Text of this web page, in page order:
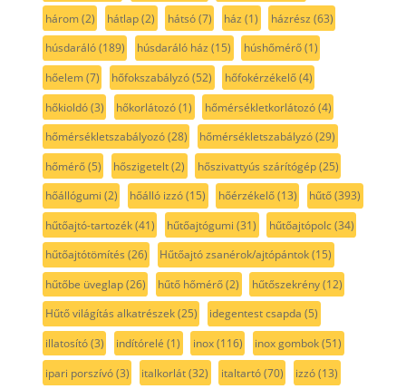
három(2) hátlap(2) hátsó(7) ház (1) házrész (63)
húsdaráló(189) húsdaráló ház (15) húshőmérő(1)
hőelem(7) hőfokszabályzó(52) hőfokérzékelő(4)
hőkioldó(3) hőkorlátozó(1) hőmérsékletkorlátozó(4)
hőmérsékletszabályozó(28) hőmérsékletszabályzó(29)
hőmérő(5) hőszigetelt(2) hőszivattyús szárítógép(25)
hőállógumi (2) hőálló izzó(15) hőérzékelő(13) hűtő(393)
hűtőajtó-tartozék(41) hűtőajtógumi (31) hűtőajtópolc(34)
hűtőajtótömítés (26) Hűtőajtó zsanérok/ajtópántok(15)
hűtőbe üveglap(26) hűtő hőmérő(2) hűtőszekrény(12)
Hűtő világítás alkatrészek(25) idegentest csapda (5)
illatosító(3) indítórelé (1) inox(116) inox gombok(51)
ipari porszívó(3) italkorlát(32) italtartó(70) izzó(13)